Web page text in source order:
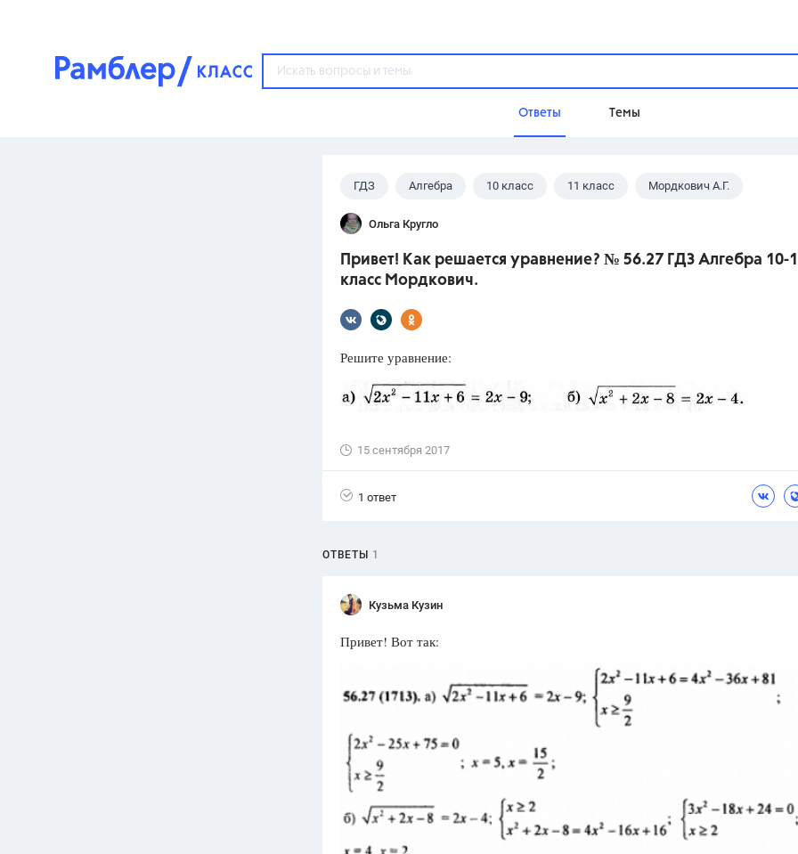
Ответы Темы
Популярные темы
ГДЗ
ОГЭ
ответов
1752 ответа
ответа
ответов
Домашнее задание
Рудзитис Г.Е., Цыбулько И.П.,
ГДЗ Алгебра 10 класс 11 класс Мордкович А.Г.
Ольга Кругло
Привет! Как решается уравнение? № 56.27 ГДЗ Алгебра 10-
класс Мордкович.
Решите уравнение:
15 сентября 2017
1 ответ
ОТВЕТЫ 1
Кузьма Кузин
Привет! Вот так: